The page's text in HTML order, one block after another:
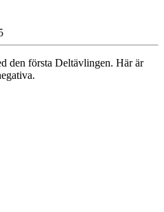
den första Deltävlingen. Här är